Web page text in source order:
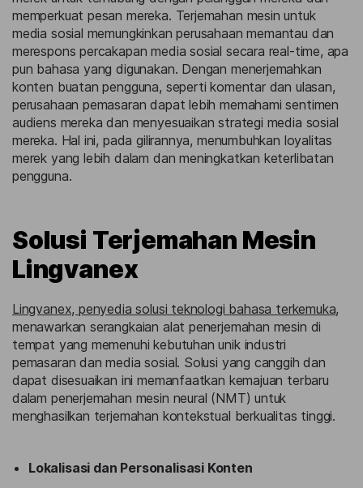
memperkuat pesan mereka. Terjemahan mesin untuk
media sosial memungkinkan perusahaan memantau dan
merespons percakapan media sosial secara real-time, apa
pun bahasa yang digunakan. Dengan menerjemahkan
konten buatan pengguna, seperti komentar dan ulasan,
perusahaan pemasaran dapat lebih memahami sentimen
audiens mereka dan menyesuaikan strategi media sosial
mereka. Hal ini, pada gilirannya, menumbuhkan loyalitas
merek yang lebih dalam dan meningkatkan keterlibatan
pengguna.
Solusi Terjemahan Mesin
Lingvanex
Lingvanex, penyedia solusi teknologi bahasa terkemuka,
menawarkan serangkaian alat penerjemahan mesin di
tempat yang memenuhi kebutuhan unik industri
pemasaran dan media sosial. Solusi yang canggih dan
dapat disesuaikan ini memanfaatkan kemajuan terbaru
dalam penerjemahan mesin neural (NMT) untuk
menghasilkan terjemahan kontekstual berkualitas tinggi.
Lokalisasi dan Personalisasi Konten